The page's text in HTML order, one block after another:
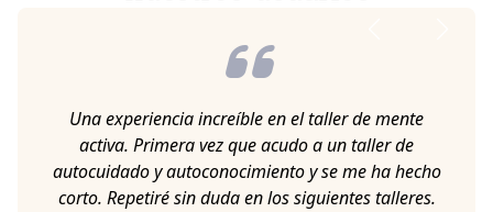
Quedé encantada con el trato y la profesionalidad
del personal. La psicóloga me ayudó a superar con
éxito algunas fobias, cosa de la que no fui capaz en
otros centros. Totalmente recomendable.